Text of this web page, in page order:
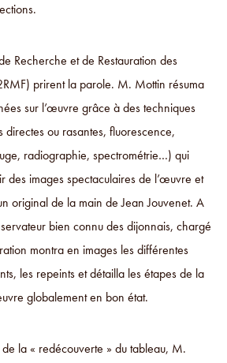
Recherche et de Restauration des
prirent la parole. M. Mottin résuma
sur l’œuvre grâce à des techniques
directes ou rasantes, fluorescence,
radiographie, spectrométrie…) qui
des images spectaculaires de l’œuvre et
original de la main de Jean Jouvenet. A
bien connu des dijonnais, chargé
montra en images les différentes
les repeints et détailla les étapes de la
globalement en bon état.
de la « redécouverte » du tableau, M.